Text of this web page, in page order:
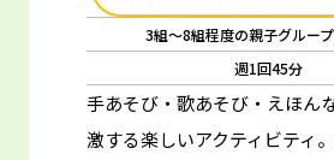
3組～8組程度の親子グルー
週1回45分
手あそび・歌あそび・えほん
激する楽しいアクティビティ。